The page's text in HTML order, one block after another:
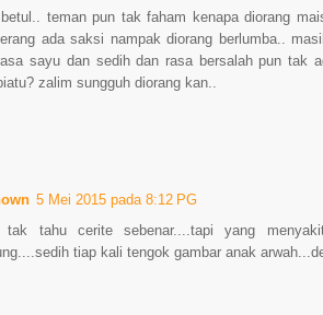
betul.. teman pun tak faham kenapa diorang
ada saksi nampak diorang berlumba..
sayu dan sedih dan rasa bersalah pun tak
zalim sungguh diorang kan..
5 Mei 2015 pada 8:12 PG
tak tahu cerite sebenar....tapi yang
tiap kali tengok gambar anak